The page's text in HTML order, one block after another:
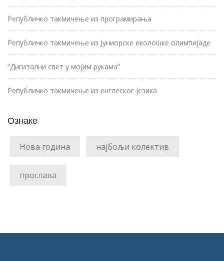
Републичко такмичење из програмирања
Републичко такмичење из Јуниорске еколошке олимпијаде
“Дигитални свет у мојим рукама”
Републичко такмичење из енглеског језика
Ознаке
Нова година најбољи колектив
прослава